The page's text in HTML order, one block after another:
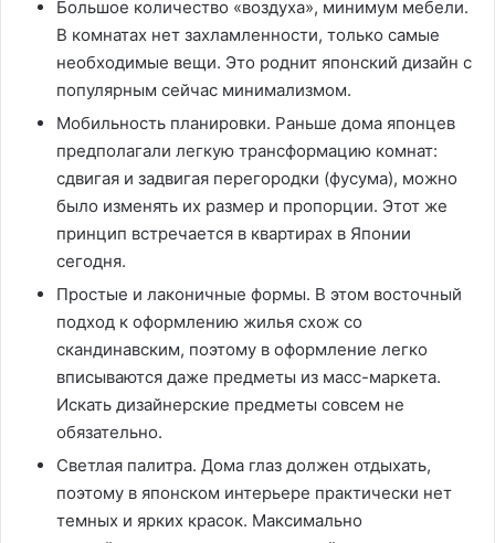
Большое количество «воздуха», минимум мебели.
В комнатах нет захламленности, только самые
необходимые вещи. Это роднит японский дизайн с
популярным сейчас минимализмом.
Мобильность планировки. Раньше дома японцев
предполагали легкую трансформацию комнат:
сдвигая и задвигая перегородки (фусума), можно
было изменять их размер и пропорции. Этот же
принцип встречается в квартирах в Японии
сегодня.
Простые и лаконичные формы. В этом восточный
подход к оформлению жилья схож со
скандинавским, поэтому в оформление легко
вписываются даже предметы из масс-маркета.
Искать дизайнерские предметы совсем не
обязательно.
Светлая палитра. Дома глаз должен отдыхать,
поэтому в японском интерьере практически нет
темных и ярких красок. Максимально